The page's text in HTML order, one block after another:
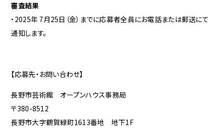
審査結果
・2025年 7月25日（金）までに応募者全員にお電話または郵送にて
通知します。
【応募先・お問い合わせ】
長野市芸術館 オープンハウス事務局
〒380-8512
長野市大字鶴賀緑町1613番地 地下1F